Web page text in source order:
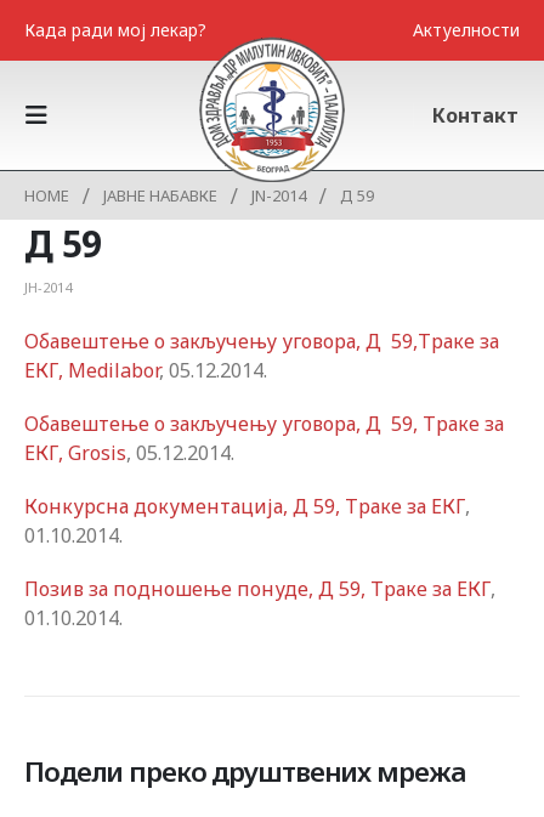
Када ради мој лекар? Актуелности
Контакт
HOME ЈАВНЕ НАБАВКЕ ЈN-2014 Д 59
Д 59
ЈН-2014
Обавештење о закључењу уговора, Д 59,Траке за
ЕКГ, Medilabor, 05.12.2014.
Обавештење о закључењу уговора, Д 59, Траке за
ЕКГ, Grosis, 05.12.2014.
Конкурсна документација, Д 59, Траке за ЕКГ,
01.10.2014.
Позив за подношење понуде, Д 59, Траке за ЕКГ,
01.10.2014.
Подели преко друштвених мрежа